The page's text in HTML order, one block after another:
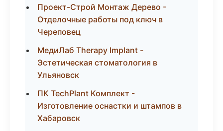
Проект-Строй Монтаж Дерево -
Отделочные работы под ключ в
Череповец
МедиЛаб Therapy Implant -
Эстетическая стоматология в
Ульяновск
ПК TechPlant Комплект -
Изготовление оснастки и штампов в
Хабаровск